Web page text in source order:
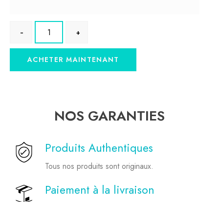
ACHETER MAINTENANT
NOS GARANTIES
Produits Authentiques
Tous nos produits sont originaux.
Paiement à la livraison